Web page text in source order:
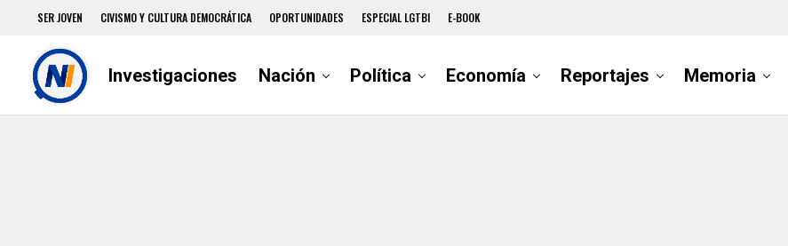
SER JOVEN CIVISMO Y CULTURA DEMOCRÁTICA OPORTUNIDADES ESPECIAL LGTBI E-BOOK
Investigaciones Nación Política Economía Reportajes Memoria